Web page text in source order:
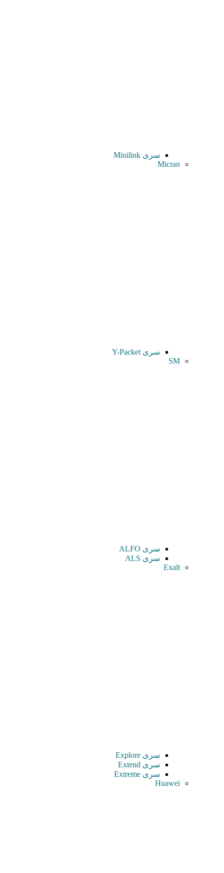
سری Minilink
Micran
سری Y-Packet
SM
سری ALFO
سری ALS
Exalt
سری Explore
سری Extend
سری Extreme
Huawei